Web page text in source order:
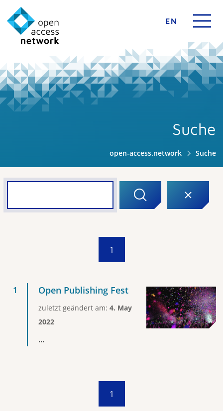
EN
Suche
open-access.network Suche
1
Open Publishing Fest
zuletzt geändert am: 4. May
2022
...
1